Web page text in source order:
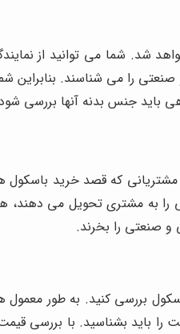
شد. شما می توانید از
را می شناسند. بنابراین
باید جنس بدنه آنها بررسی
که قصد خرید باسکول
را به مشتری تحویل می
و صنعتی را بخرند.
بررسی کنید. به طور
بشناسید. با بررسی